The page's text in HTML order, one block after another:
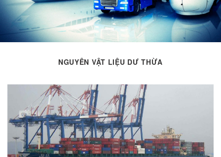
NGUYÊN VẬT LIỆU DƯ THỪA